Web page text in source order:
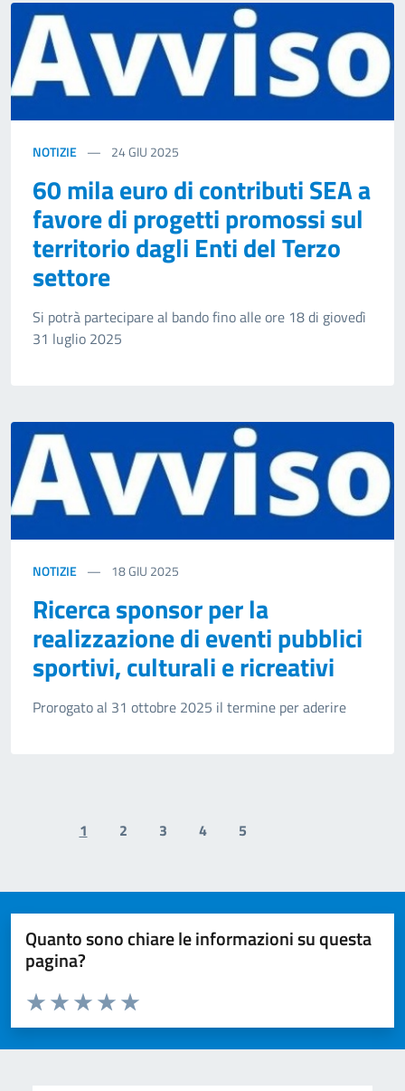
NOTIZIE 24GIU 2025
60 mila euro di contributi SEA a
favore di progetti promossi sul
territorio dagli Enti del Terzo
settore
Si potrà partecipare al bando fino alle ore 18 di giovedì
31 luglio 2025
NOTIZIE 18GIU 2025
Ricerca sponsor per la
realizzazione di eventi pubblici
sportivi, culturali e ricreativi
Prorogato al 31 ottobre 2025 il termine per aderire
Previous page
1 2 3 4 5
Quanto sono chiare le informazioni su questa
pagina?
Valuta da 1 a 5 stelle la pagina
Valuta 5 stelle su 5
Valuta 4 stelle su 5
Valuta 3 stelle su 5
Valuta 2 stelle su 5
Valuta 1 stelle su 5